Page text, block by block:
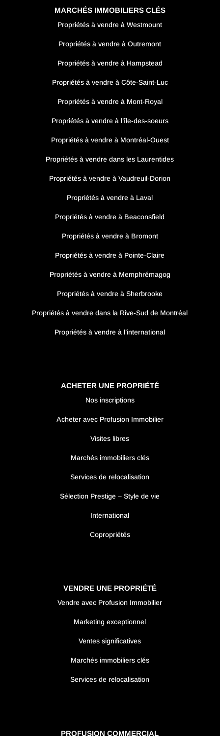
MARCHÉS IMMOBILIERS CLÉS
Propriétés à vendre à Westmount
Propriétés à vendre à Outremont
Propriétés à vendre à Hampstead
Propriétés à vendre à Côte-Saint-Luc
Propriétés à vendre à Mont-Royal
Propriétés à vendre à l’île-des-soeurs
Propriétés à vendre à Montréal-Ouest
Propriétés à vendre dans les Laurentides
Propriétés à vendre à Vaudreuil-Dorion
Propriétés à vendre à Laval
Propriétés à vendre à Beaconsfield
Propriétés à vendre à Bromont
Propriétés à vendre à Pointe-Claire
Propriétés à vendre à Memphrémagog
Propriétés à vendre à Sherbrooke
Propriétés à vendre dans la Rive-Sud de Montréal
Propriétés à vendre à l’international
ACHETER UNE PROPRIÉTÉ
Nos inscriptions
Acheter avec Profusion Immobilier
Visites libres
Marchés immobiliers clés
Services de relocalisation
Sélection Prestige – Style de vie
International
Copropriétés
VENDRE UNE PROPRIÉTÉ
Vendre avec Profusion Immobilier
Marketing exceptionnel
Ventes significatives
Marchés immobiliers clés
Services de relocalisation
PROFUSION COMMERCIAL